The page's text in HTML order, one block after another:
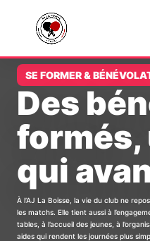
SE FORMER &
Des
formés,
qui
À l’AJ La Boisse, la vie du club ne
les matchs. Elle tient aussi à
tables, à l’accueil des jeunes, à
aides qui rendent les journées plus